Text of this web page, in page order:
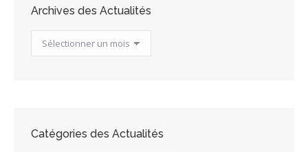
Archives des Actualités
Archives
Catégories des Actualités